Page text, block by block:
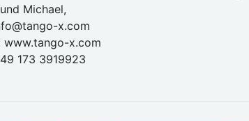
Michael,
x.com
www.tango-x.com
173 3919923